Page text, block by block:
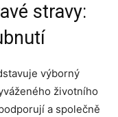
stravy:
výborný
životního
a společně